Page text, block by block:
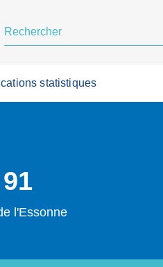
statistiques
l'Essonne